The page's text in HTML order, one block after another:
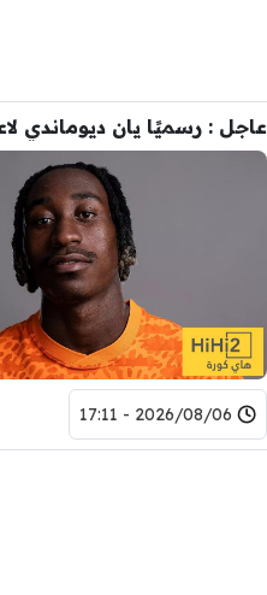
عاجل : رسميًا يان ديوماندي
2026/08/06 - 17:11